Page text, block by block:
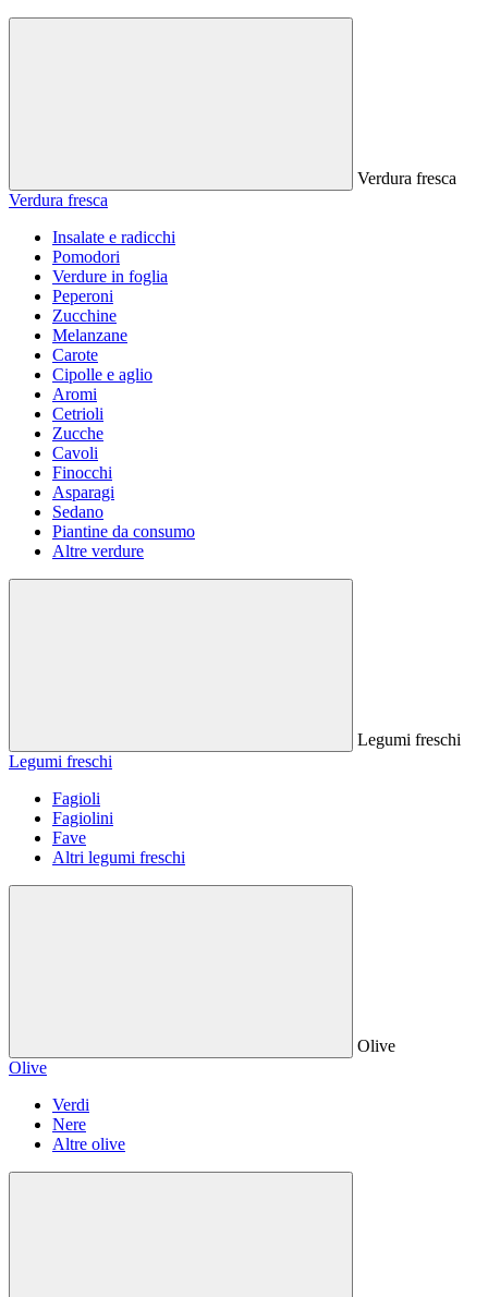
Verdura fresca
Verdura fresca
Insalate e radicchi
Pomodori
Verdure in foglia
Peperoni
Zucchine
Melanzane
Carote
Cipolle e aglio
Aromi
Cetrioli
Zucche
Cavoli
Finocchi
Asparagi
Sedano
Piantine da consumo
Altre verdure
Legumi freschi
Legumi freschi
Fagioli
Fagiolini
Fave
Altri legumi freschi
Olive
Olive
Verdi
Nere
Altre olive